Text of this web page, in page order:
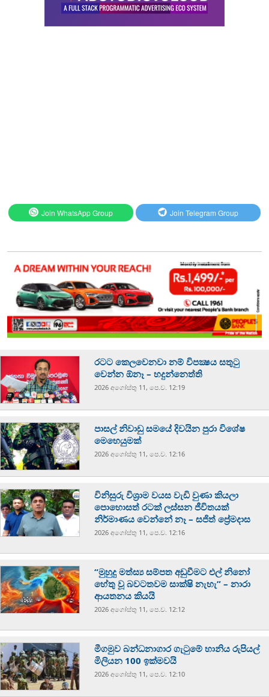
Join WhatsApp Group Join Telegram Group
රටට කෙලවෙනවා නම් විපක්‍ෂය සතුටු
වෙන්න ඕනෑ – හදුන්නෙත්ති
2026 අගෝස්‍තු 11, පෙ.ව. 12:19
පාසල් නිවාඩු සමයේ දිවයින පුරා විශේෂ
මෙහෙයුමක්
2026 අගෝස්‍තු 11, පෙ.ව. 12:16
විනිසුරු විශ්‍රාම වයස වැඩි වුණා කියලා
පොහොසත් රටක් ලස්සන ජීවිතයක්
නිර්මාණය වෙන්නේ නෑ – සජිත් ප්‍රේමදාස
2026 අගෝස්‍තු 11, පෙ.ව. 12:16
“මුහුදු මත්ස්‍ය සම්පත අඩුවීමට එල් නිනෝ
හේතු වූ බවටතවම සාක්ෂි නැහැ” – නාරා
ආයතනය කියයි
2026 අගෝස්‍තු 11, පෙ.ව. 12:12
මීගමුව බන්ධනාගාර ගැටුමේ හානිය රුපියල්
මිලියන 100 ඉක්මවයි
2026 අගෝස්‍තු 11, පෙ.ව. 12:10